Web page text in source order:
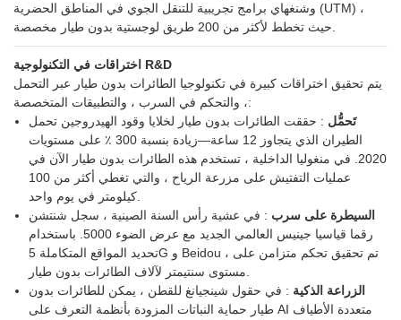
وشنغهاي برامج تجريبية للتنقل الجوي في المناطق الحضرية (UTM) ،
حيث تخطط لأكثر من 200 طريق لوجستية بدون طيار مخصصة.
اختراقات في التكنولوجية R&D
يتم تحقيق اختراقات كبيرة في تكنولوجيا الطائرات بدون طيار عبر التحمل
، والتحكم في السرب ، والتطبيقات المتخصصة:
تَحمُّل : حققت الطائرات بدون طيار لخلايا وقود الهيدروجين تحمل
الطيران الذي يتجاوز 12 ساعة—زيادة بنسبة 300 ٪ على مستويات
2020. في منغوليا الداخلية ، تستخدم هذه الطائرات بدون طيار الآن في
عمليات التفتيش على مزرعة الرياح ، والتي تغطي أكثر من 100
كيلومتر في يوم واحد.
السيطرة على سرب : في عشية رأس السنة الصينية ، سجل شنتشن
رقما قياسيا جينيس العالمي الجديد مع عرض الضوء 5000. باستخدام
تحديد المواقع المتكاملة 5G و Beidou ، تم تحقيق تحكم متزامن على
مستوى سنتيمتر لآلاف الطائرات بدون طيار.
الزراعة الذكية : في حقول شينجيانغ للقطن ، يمكن للطائرات بدون
طيار حماية النباتات المزودة بأنظمة التعرف على AI متعددة الأطياف